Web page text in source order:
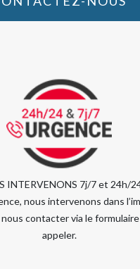
INTERVENONS 7j/7 et 24h/
nous intervenons dans
nous contacter via le
appeler.